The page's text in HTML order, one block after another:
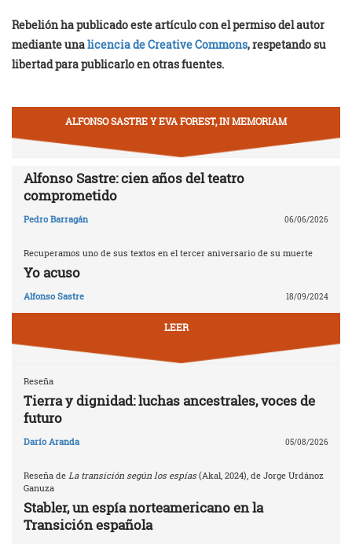
Rebelión ha publicado este artículo con el permiso del autor
mediante unalicencia de Creative Commons, respetando su
libertad para publicarlo en otras fuentes.
ALFONSO SASTRE Y EVA FOREST, IN MEMORIAM
Alfonso Sastre: cien años del teatro
comprometido
Pedro Barragán 06/06/2026
Recuperamos uno de sus textos en el tercer aniversario de su muerte
Yo acuso
Alfonso Sastre 18/09/2024
LEER
Reseña
Tierra y dignidad: luchas ancestrales, voces de
futuro
Darío Aranda 05/08/2026
Reseña de La transición según los espías (Akal, 2024), de Jorge Urdánoz
Ganuza
Stabler, un espía norteamericano en la
Transición española